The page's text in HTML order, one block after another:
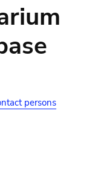
persons